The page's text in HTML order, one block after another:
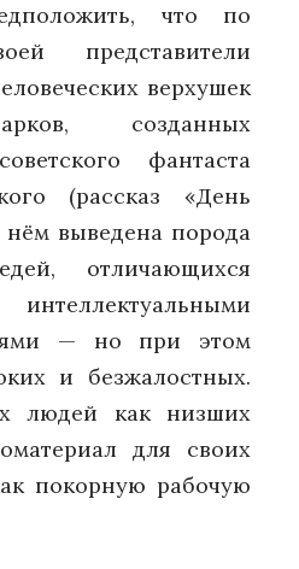
что по
представители
верхушек
созданных
фантаста
(рассказ «День
нём выведена порода
отличающихся
— но при этом
и безжалостных.
людей как низших
для своих
покорную рабочую